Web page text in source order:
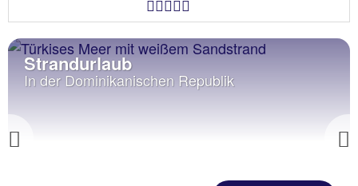
Previous
Strandurlaub
In der Dominikanischen Republik